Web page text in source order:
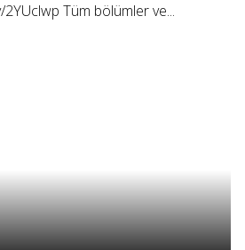
Tüm bölümler ve...